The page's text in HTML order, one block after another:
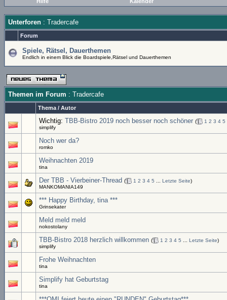
Unterforen : Tradercafe
Forum
Spiele, Rätsel, Dauerthemen
Endlich in einem Blick die Boardspiele,Rätsel und Dauerthemen
Themen im Forum : Tradercafe
Thema / Autor
Wichtig: TBB-Bistro 2019 noch besser noch schöner ( 1 2 3 4 5
simplify
Noch wer da?
romko
Weihnachten 2019
tina
Der TBB - Vierbeiner-Thread ( 1 2 3 4 5 Letzte Seite)
MANKOMANIA149
*** Happy Birthday, tina ***
Grinsekater
Meld meld meld
nokostolany
TBB-Bistro 2018 herzlich willkommen ( 1 2 3 4 5 Letzte Seite)
simplify
Frohe Weihnachten
tina
Simplify hat Geburtstag
tina